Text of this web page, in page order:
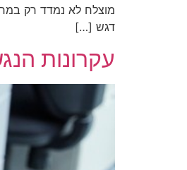
מוצלח לא נמדד רק
דגש […]
עקרונות